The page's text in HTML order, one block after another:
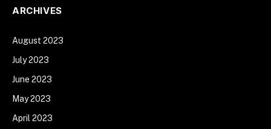
ARCHIVES
August 2023
July 2023
June 2023
May 2023
April 2023